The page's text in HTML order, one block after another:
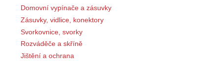
Domovní vypínače a zásuvky
Zásuvky, vidlice, konektory
Svorkovnice, svorky
Rozváděče a skříně
Jištění a ochrana